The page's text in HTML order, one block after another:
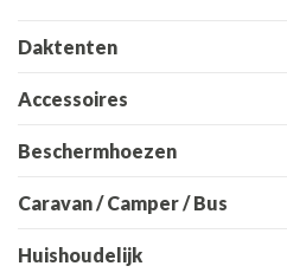
Daktenten
Accessoires
Beschermhoezen
Caravan / Camper / Bus
Huishoudelijk